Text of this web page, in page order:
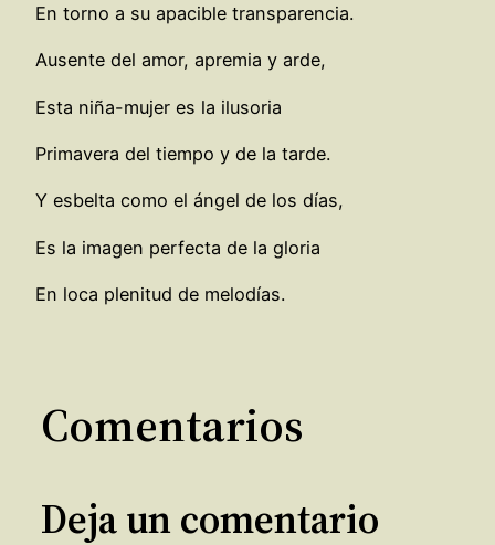
En torno a su apacible transparencia.
Ausente del amor, apremia y arde,
Esta niña-mujer es la ilusoria
Primavera del tiempo y de la tarde.
Y esbelta como el ángel de los días,
Es la imagen perfecta de la gloria
En loca plenitud de melodías.
Comentarios
Deja un comentario